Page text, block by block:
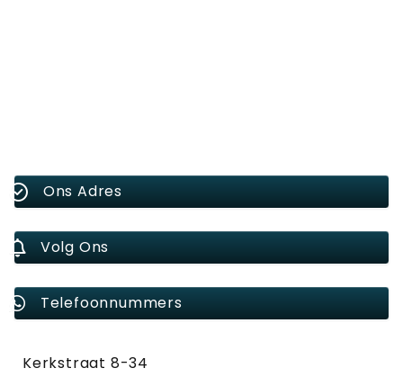
Ons Adres
Volg Ons
Telefoonnummers
Kerkstraat 8-34